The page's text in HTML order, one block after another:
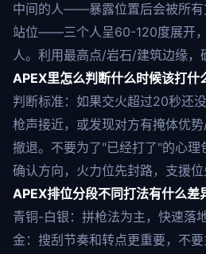
中间的人——暴露位置后会被所有
站位——三个人呈60-120度展开
人。利用最高点/岩石/建筑边缘，
APEX里怎么判断什么时候该打什
判断标准：如果交火超过20秒还
枪声接近，或发现对方有掩体优
撤退。不要为了"已经打了"的心理
确认方向，火力位先封路，支援位
APEX排位分段不同打法有什么差
青铜-白银：拼枪法为主，快速落
金：搜刮节奏和转点更重要，不